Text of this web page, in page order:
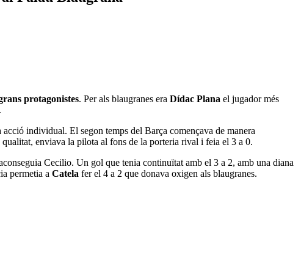
protagonistes. Per als blaugranes era Dídac Plana el jugador més
.
individual. El segon temps del Barça començava de manera
enviava la pilota al fons de la porteria rival i feia el 3 a 0.
Cecilio. Un gol que tenia continuïtat amb el 3 a 2, amb una diana
permetia a Catela fer el 4 a 2 que donava oxigen als blaugranes.